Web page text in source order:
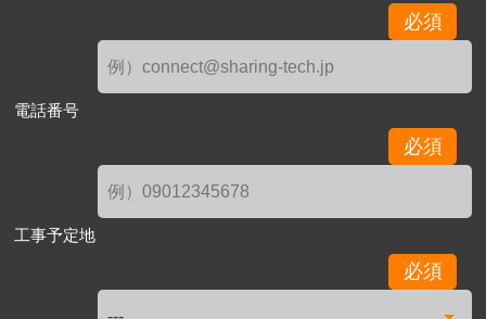
必須
電話番号
必須
工事予定地
必須